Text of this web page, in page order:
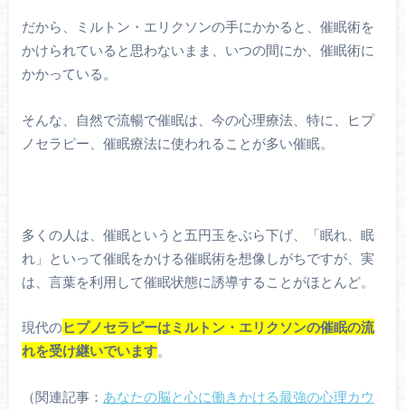
だから、ミルトン・エリクソンの手にかかると、催眠術を
かけられていると思わないまま、いつの間にか、催眠術に
かかっている。
そんな、自然で流暢で催眠は、今の心理療法、特に、ヒプ
ノセラピー、催眠療法に使われることが多い催眠。
多くの人は、催眠というと五円玉をぶら下げ、「眠れ、眠
れ」といって催眠をかける催眠術を想像しがちですが、実
は、言葉を利用して催眠状態に誘導することがほとんど。
現代のヒプノセラピーはミルトン・エリクソンの催眠の流
れを受け継いでいます。
（関連記事： あなたの脳と心に働きかける最強の心理カウ